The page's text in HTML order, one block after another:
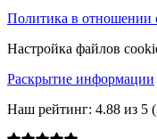
Политика в отношении
Настройка файлов
Раскрытие информации
Наш рейтинг: 4.88 из 5 (